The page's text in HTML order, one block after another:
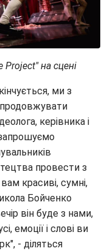
Project" на сцені
ми з
керівника і
провести з
красиві, сумні,
Бойченко
він буде з нами,
емоції і слові ви
- діляться